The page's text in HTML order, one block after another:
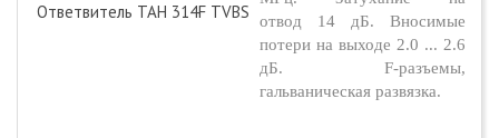
отвод 14 дБ. Вносимые
потери на выходе 2.0 ... 2.6
дБ. F-разъемы,
гальваническая развязка.